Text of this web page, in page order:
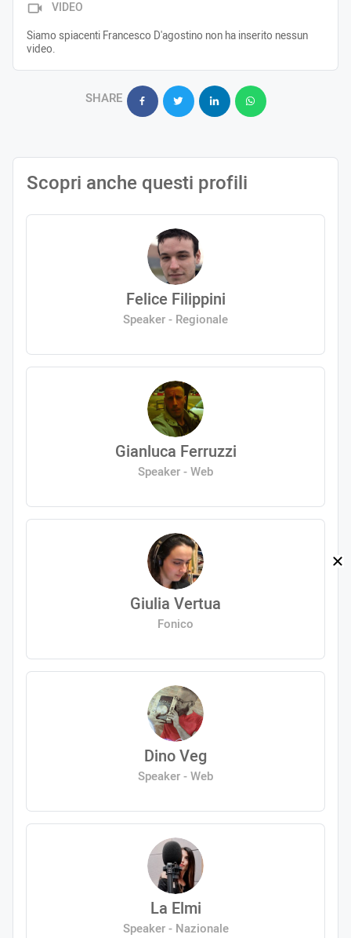
VIDEO
Siamo spiacenti Francesco D'agostino non ha inserito nessun
video.
SHARE
Scopri anche questi profili
Felice Filippini
Speaker - Regionale
Gianluca Ferruzzi
Speaker - Web
Giulia Vertua
Fonico
Dino Veg
Speaker - Web
La Elmi
Speaker - Nazionale